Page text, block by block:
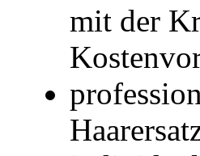
mit der